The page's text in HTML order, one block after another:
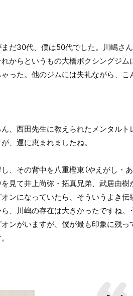
だ30代、僕は50代でした。川嶋さ
からというもの大橋ボクシングジム
った。他のジムには失礼ながら、こ
、西田先生に教えられたメンタルト
、運に恵まれましたね。
、その背中を八重樫東（やえがし・あ
見て井上尚弥・拓真兄弟、武居由樹
ンになっていたら、そういうよき伝
、川嶋の存在は大きかったですね。
ンがいますが、僕が最も印象に残っ